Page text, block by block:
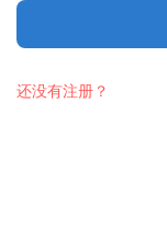
还没有注册？